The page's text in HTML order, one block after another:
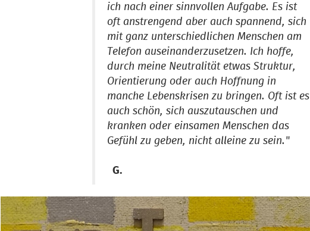
ich nach einer sinnvollen Aufgabe. Es ist
oft anstrengend aber auch spannend, sich
mit ganz unterschiedlichen Menschen am
Telefon auseinanderzusetzen. Ich hoffe,
durch meine Neutralität etwas Struktur,
Orientierung oder auch Hoffnung in
manche Lebenskrisen zu bringen. Oft ist es
auch schön, sich auszutauschen und
kranken oder einsamen Menschen das
Gefühl zu geben, nicht alleine zu sein."
G.